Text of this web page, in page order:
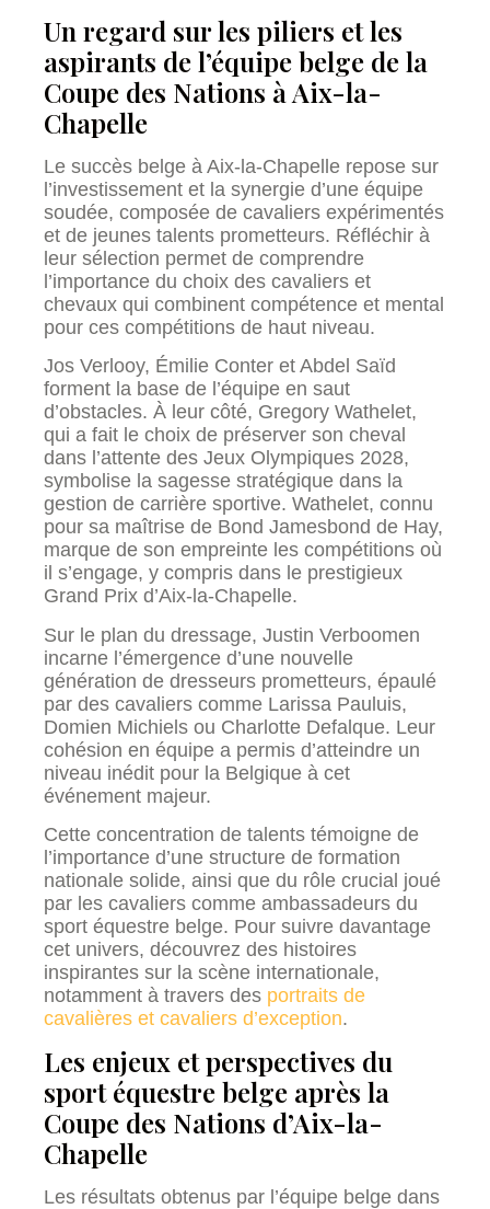
Un regard sur les piliers et les
aspirants de l’équipe belge de la
Coupe des Nations à Aix-la-
Chapelle
Le succès belge à Aix-la-Chapelle repose sur
l’investissement et la synergie d’une équipe
soudée, composée de cavaliers expérimentés
et de jeunes talents prometteurs. Réfléchir à
leur sélection permet de comprendre
l’importance du choix des cavaliers et
chevaux qui combinent compétence et mental
pour ces compétitions de haut niveau.
Jos Verlooy, Émilie Conter et Abdel Saïd
forment la base de l’équipe en saut
d’obstacles. À leur côté, Gregory Wathelet,
qui a fait le choix de préserver son cheval
dans l’attente des Jeux Olympiques 2028,
symbolise la sagesse stratégique dans la
gestion de carrière sportive. Wathelet, connu
pour sa maîtrise de Bond Jamesbond de Hay,
marque de son empreinte les compétitions où
il s’engage, y compris dans le prestigieux
Grand Prix d’Aix-la-Chapelle.
Sur le plan du dressage, Justin Verboomen
incarne l’émergence d’une nouvelle
génération de dresseurs prometteurs, épaulé
par des cavaliers comme Larissa Pauluis,
Domien Michiels ou Charlotte Defalque. Leur
cohésion en équipe a permis d’atteindre un
niveau inédit pour la Belgique à cet
événement majeur.
Cette concentration de talents témoigne de
l’importance d’une structure de formation
nationale solide, ainsi que du rôle crucial joué
par les cavaliers comme ambassadeurs du
sport équestre belge. Pour suivre davantage
cet univers, découvrez des histoires
inspirantes sur la scène internationale,
notamment à travers des portraits de
cavalières et cavaliers d’exception.
Les enjeux et perspectives du
sport équestre belge après la
Coupe des Nations d’Aix-la-
Chapelle
Les résultats obtenus par l’équipe belge dans